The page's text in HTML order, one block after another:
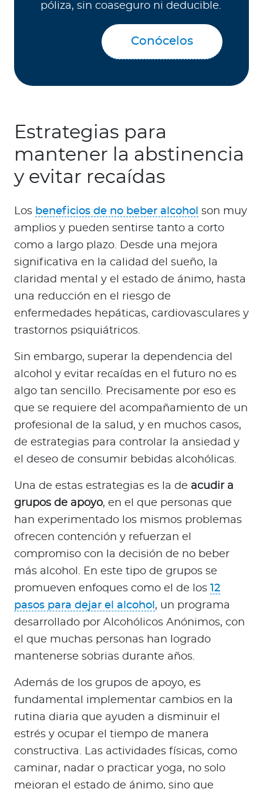
póliza, sin coaseguro ni deducible.
Conócelos
Estrategias para
mantener la abstinencia
y evitar recaídas
Los beneficios de no beber alcohol son muy
amplios y pueden sentirse tanto a corto
como a largo plazo. Desde una mejora
significativa en la calidad del sueño, la
claridad mental y el estado de ánimo, hasta
una reducción en el riesgo de
enfermedades hepáticas, cardiovasculares y
trastornos psiquiátricos.
Sin embargo, superar la dependencia del
alcohol y evitar recaídas en el futuro no es
algo tan sencillo. Precisamente por eso es
que se requiere del acompañamiento de un
profesional de la salud, y en muchos casos,
de estrategias para controlar la ansiedad y
el deseo de consumir bebidas alcohólicas.
Una de estas estrategias es la de acudir a
grupos de apoyo, en el que personas que
han experimentado los mismos problemas
ofrecen contención y refuerzan el
compromiso con la decisión de no beber
más alcohol. En este tipo de grupos se
promueven enfoques como el de los 12
pasos para dejar el alcohol , un programa
desarrollado por Alcohólicos Anónimos, con
el que muchas personas han logrado
mantenerse sobrias durante años.
Además de los grupos de apoyo, es
fundamental implementar cambios en la
rutina diaria que ayuden a disminuir el
estrés y ocupar el tiempo de manera
constructiva. Las actividades físicas, como
caminar, nadar o practicar yoga, no solo
mejoran el estado de ánimo, sino que